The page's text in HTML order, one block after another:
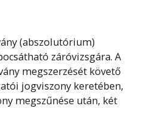
(abszolutórium)
záróvizsgára. A
megszerzését követő
jogviszony keretében,
megszűnése után, két